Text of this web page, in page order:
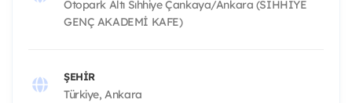
Otopark Altı Sıhhiye Çankaya/Ankara (SIHHIYE
GENÇ AKADEMİ KAFE)
ŞEHIR
Türkiye, Ankara